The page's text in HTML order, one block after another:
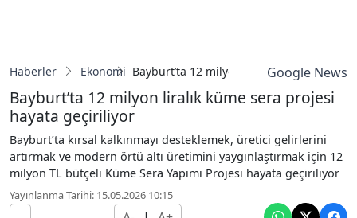
Haberler Ekonomi Bayburt’ta 12 milyon liralık küme sera
Google News
Bayburt’ta 12 milyon liralık küme sera projesi
hayata geçiriliyor
Bayburt’ta kırsal kalkınmayı desteklemek, üretici gelirlerini
artırmak ve modern örtü altı üretimini yaygınlaştırmak için 12
milyon TL bütçeli Küme Sera Yapımı Projesi hayata geçiriliyor
Yayınlanma Tarihi: 15.05.2026 10:15